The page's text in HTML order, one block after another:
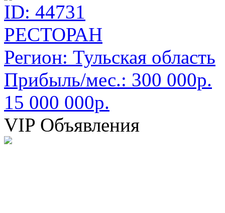
ID: 44731
РЕСТОРАН
Регион: Тульская область
Прибыль/мес.: 300 000р.
15 000 000р.
VIP Объявления